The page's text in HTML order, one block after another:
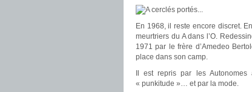
En 1968, il reste encore discret.
meurtriers du A dans l’O.
1971 par le frère d’Amedeo
place dans son camp.
Il est repris par les Autonomes
« punkitude »… et par la mode.